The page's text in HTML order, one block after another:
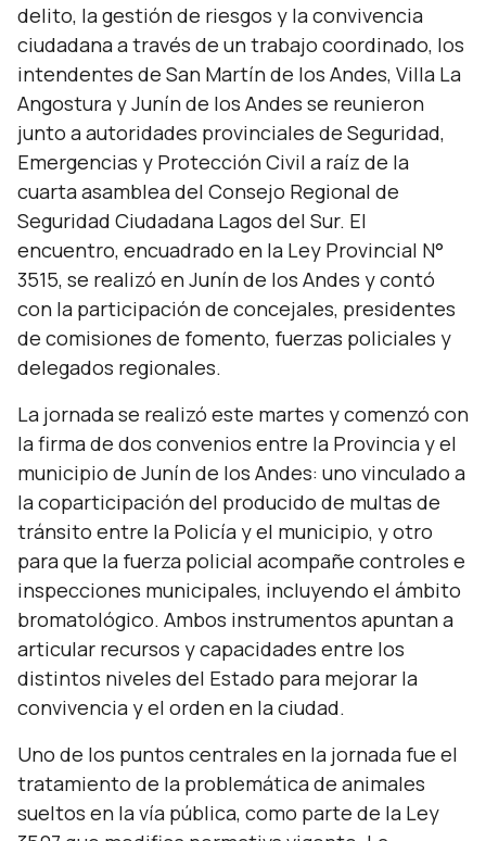
delito, la gestión de riesgos y la convivencia
ciudadana a través de un trabajo coordinado, los
intendentes de San Martín de los Andes, Villa La
Angostura y Junín de los Andes se reunieron
junto a autoridades provinciales de Seguridad,
Emergencias y Protección Civil a raíz de la
cuarta asamblea del Consejo Regional de
Seguridad Ciudadana Lagos del Sur. El
encuentro, encuadrado en la Ley Provincial N°
3515, se realizó en Junín de los Andes y contó
con la participación de concejales, presidentes
de comisiones de fomento, fuerzas policiales y
delegados regionales.
La jornada se realizó este martes y comenzó con
la firma de dos convenios entre la Provincia y el
municipio de Junín de los Andes: uno vinculado a
la coparticipación del producido de multas de
tránsito entre la Policía y el municipio, y otro
para que la fuerza policial acompañe controles e
inspecciones municipales, incluyendo el ámbito
bromatológico. Ambos instrumentos apuntan a
articular recursos y capacidades entre los
distintos niveles del Estado para mejorar la
convivencia y el orden en la ciudad.
Uno de los puntos centrales en la jornada fue el
tratamiento de la problemática de animales
sueltos en la vía pública, como parte de la Ley